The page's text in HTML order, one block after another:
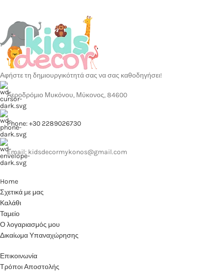
Αφήστε τη δημιουργικότητά σας να σας καθοδηγήσει!
Αεροδρόμιο Μυκόνου, Μύκονος, 84600
Phone: +30 2289026730
Email: kidsdecormykonos@gmail.com
Home
Σχετικά με μας
Καλάθι
Ταμείο
Ο λογαριασμός μου
Δικαίωμα Υπαναχώρησης
Επικοινωνία
Τρόποι Αποστολής